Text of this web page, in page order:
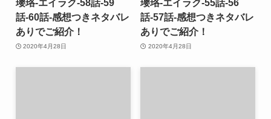
瓔珞-エイラク-58話-59
話-60話-感想つきネタバレ
ありでご紹介！
2020年4月28日
瓔珞-エイラク-55話-56
話-57話-感想つきネタバレ
ありでご紹介！
2020年4月28日